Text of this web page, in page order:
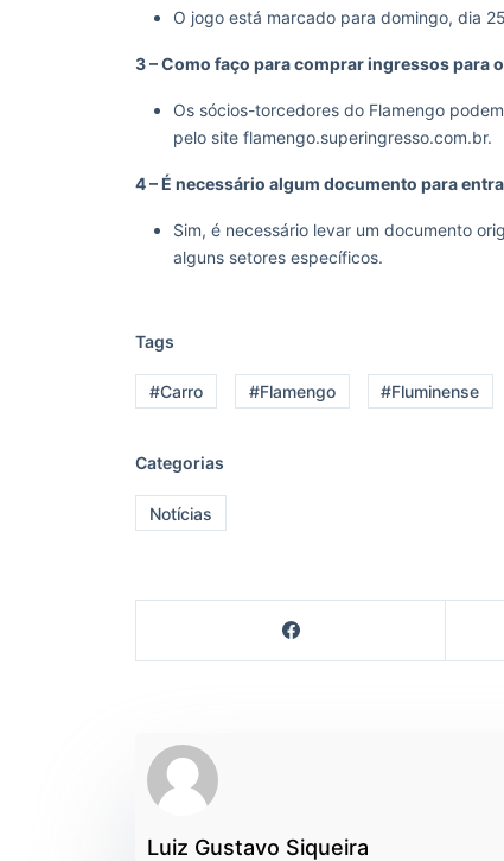
O jogo está marcado para domingo, dia
3 – Como faço para comprar ingressos para
Os sócios-torcedores do Flamengo
pelo site flamengo.superingresso.com.br.
4 – É necessário algum documento para
Sim, é necessário levar um documento
alguns setores específicos.
Tags
#Carro #Flamengo #Fluminense
Categorias
Notícias
Luiz Gustavo Siqueira